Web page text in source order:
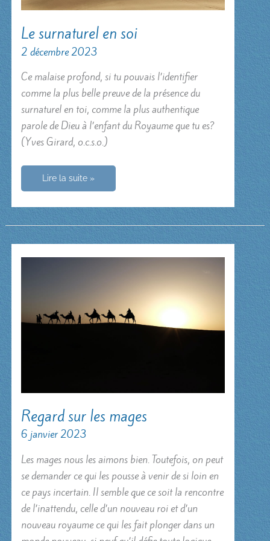
Le surnaturel en soi
2 décembre 2023
Ce malaise profond, si tu pouvais l’identifier
comme la plus belle preuve de la présence du
surnaturel en toi, comme la plus authentique
parole de Dieu à l’enfant du Royaume que tu es?
(Yves Girard, o.c.s.o.)
Le
en
Lire la suite »
Regard sur les mages
6 janvier 2023
Les mages nous les aimons bien. Toutefois, on peut
se demander ce qui les pousse à venir de si loin en
ce pays incertain. Il semble que ce soit la rencontre
de l’inattendu, celle d’un nouveau roi et d’un
nouveau royaume ce qui les fait plonger dans un